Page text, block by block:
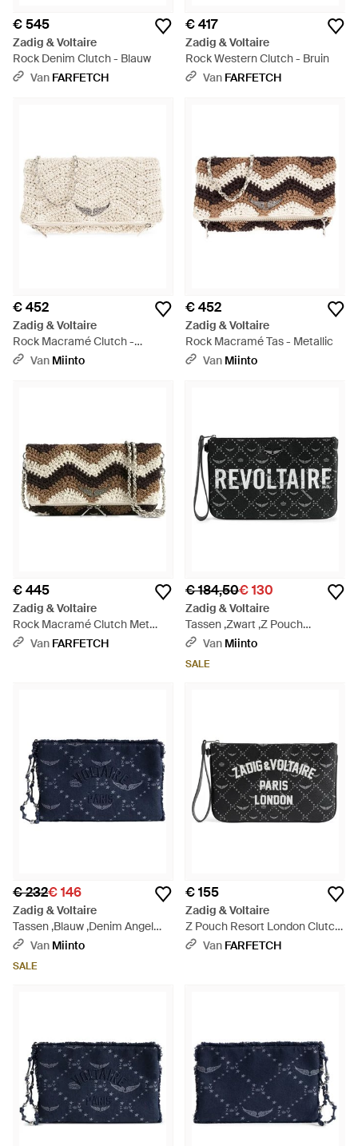
€ 545
Zadig & Voltaire
Rock Denim Clutch - Blauw
Van FARFETCH
€ 417
Zadig & Voltaire
Rock Western Clutch - Bruin
Van FARFETCH
€ 452
Zadig & Voltaire
Rock Macramé Clutch -
Naturel
Van Miinto
€ 452
Zadig & Voltaire
Rock Macramé Tas - Metallic
Van Miinto
€ 445
Zadig & Voltaire
Rock Macramé Clutch Met
Chevron-Patroon - Wit
Van FARFETCH
€ 184,50€ 130
Zadig & Voltaire
Tassen ,Zwart ,Z Pouch
Revoltaire - Zwart
Van Miinto
SALE
€ 232€ 146
Zadig & Voltaire
Tassen ,Blauw ,Denim Angel
Pouch Denim Monogram -
Van Miinto
SALE
€ 155
Zadig & Voltaire
Z Pouch Resort London Clutch
- Zwart
Van FARFETCH